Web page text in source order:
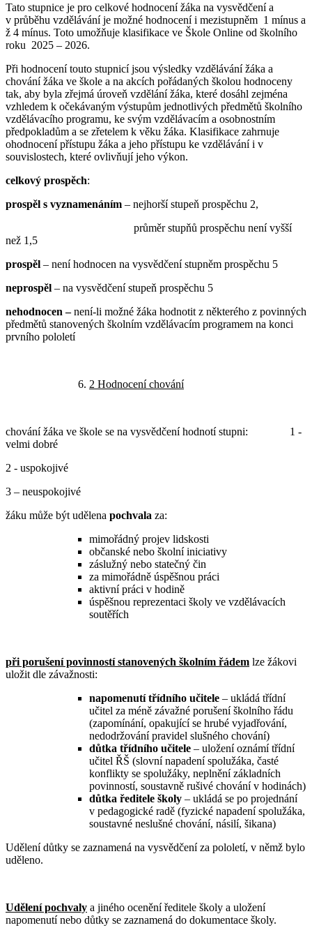
Tato stupnice je pro celkové hodnocení žáka na vysvědčení a
v průběhu vzdělávání je možné hodnocení i mezistupněm 1 mínus a
ž 4 mínus. Toto umožňuje klasifikace ve Škole Online od školního
roku 2025 – 2026.
Při hodnocení touto stupnicí jsou výsledky vzdělávání žáka a
chování žáka ve škole a na akcích pořádaných školou hodnoceny
tak, aby byla zřejmá úroveň vzdělání žáka, které dosáhl zejména
vzhledem k očekávaným výstupům jednotlivých předmětů školního
vzdělávacího programu, ke svým vzdělávacím a osobnostním
předpokladům a se zřetelem k věku žáka. Klasifikace zahrnuje
ohodnocení přístupu žáka a jeho přístupu ke vzdělávání i v
souvislostech, které ovlivňují jeho výkon.
celkový prospěch:
prospěl s vyznamenáním – nejhorší stupeň prospěchu 2,
průměr stupňů prospěchu není vyšší
než 1,5
prospěl – není hodnocen na vysvědčení stupněm prospěchu 5
neprospěl – na vysvědčení stupeň prospěchu 5
nehodnocen –není-li možné žáka hodnotit z některého z povinných
předmětů stanovených školním vzdělávacím programem na konci
prvního pololetí
2 Hodnocení chování
chování žáka ve škole se na vysvědčení hodnotí stupni: 1 -
velmi dobré
2 - uspokojivé
3 – neuspokojivé
žáku může být udělena pochvala za:
mimořádný projev lidskosti
občanské nebo školní iniciativy
záslužný nebo statečný čin
za mimořádně úspěšnou práci
aktivní práci v hodině
úspěšnou reprezentaci školy ve vzdělávacích
soutěřích
při porušení povinností stanovených školním řádem lze žákovi
uložit dle závažnosti:
napomenutí třídního učitele – ukládá třídní
učitel za méně závažné porušení školního řádu
(zapomínání, opakující se hrubé vyjadřování,
nedodržování pravidel slušného chování)
důtka třídního učitele – uložení oznámí třídní
učitel ŘŠ (slovní napadení spolužáka, časté
konflikty se spolužáky, neplnění základních
povinností, soustavně rušivé chování v hodinách)
důtka ředitele školy – ukládá se po projednání
v pedagogické radě (fyzické napadení spolužáka,
soustavné neslušné chování, násilí, šikana)
Udělení důtky se zaznamená na vysvědčení za pololetí, v němž bylo
uděleno.
Udělení pochvaly a jiného ocenění ředitele školy a uložení
napomenutí nebo důtky se zaznamená do dokumentace školy.